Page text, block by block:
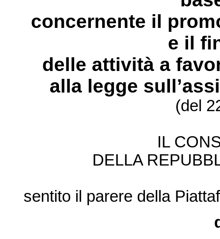
concernente il
e il
delle attività a
alla legge
(del
IL
DELLA
sentito il parere della